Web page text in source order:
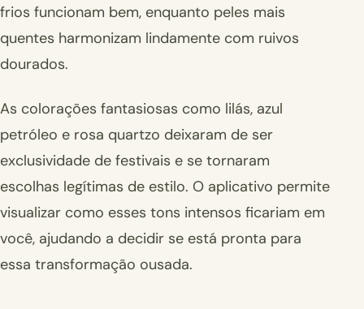
frios funcionam bem, enquanto peles mais
quentes harmonizam lindamente com ruivos
dourados.
As colorações fantasiosas como lilás, azul
petróleo e rosa quartzo deixaram de ser
exclusividade de festivais e se tornaram
escolhas legítimas de estilo. O aplicativo permite
visualizar como esses tons intensos ficariam em
você, ajudando a decidir se está pronta para
essa transformação ousada.